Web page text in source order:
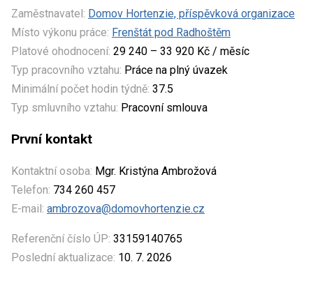
Zaměstnavatel: Domov Hortenzie, příspěvková organizace
Místo výkonu práce: Frenštát pod Radhoštěm
Platové ohodnocení: 29 240 – 33 920 Kč / měsíc
Typ pracovního vztahu: Práce na plný úvazek
Minimální počet hodin týdně: 37.5
Typ smluvního vztahu: Pracovní smlouva
První kontakt
Kontaktní osoba: Mgr. Kristýna Ambrožová
Telefon: 734 260 457
E-mail: ambrozova@domovhortenzie.cz
Referenční číslo ÚP: 33159140765
Poslední aktualizace: 10. 7. 2026